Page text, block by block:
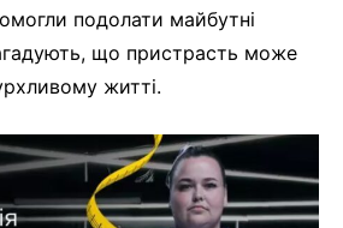
подолати майбутні
що пристрасть може
житті.